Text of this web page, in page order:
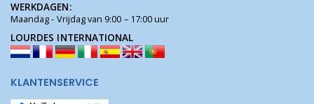
WERKDAGEN:
Maandag - Vrijdag van 9:00 – 17:00 uur
LOURDES INTERNATIONAL
KLANTENSERVICE